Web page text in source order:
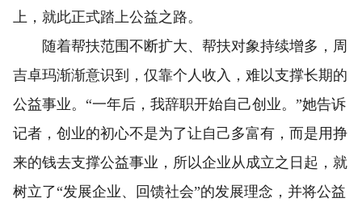
上，就此正式踏上公益之路。
随着帮扶范围不断扩大、帮扶对象持续增多，周
吉卓玛渐渐意识到，仅靠个人收入，难以支撑长期的
公益事业。“一年后，我辞职开始自己创业。”她告诉
记者，创业的初心不是为了让自己多富有，而是用挣
来的钱去支撑公益事业，所以企业从成立之日起，就
树立了“发展企业、回馈社会”的发展理念，并将公益